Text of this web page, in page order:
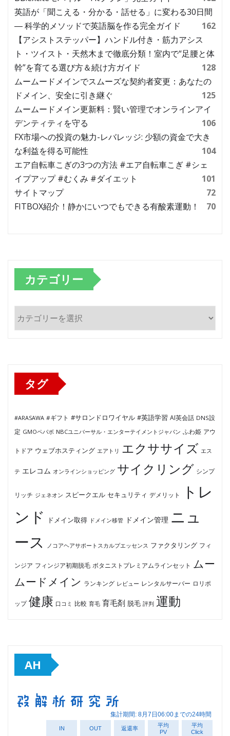
英語が「聞こえる・分かる・話せる」に変わる30日間
― 科学的メソッドで英語脳を作る完全ガイド
162
【アシストステッパー】ハンドル付き・筋力アシス
ト・ツイスト・天然木まで徹底分類！室内で“足腰と体
幹”を育てる選び方＆続け方ガイド
128
ムームードメインでスムーズな契約者変更：あなたの
ドメイン、安全に引き継ぐ
125
ムームードメイン更新料：賢い管理でオンラインアイ
デンティティを守る
106
FX市場への投資の魅力-レバレッジ: 少額の資金で大き
な利益を得る可能性
104
エア自転車こぎの3つの方法 #エア自転車こぎ #シェ
イプアップ #むくみ #ダイエット
101
サイトマップ
72
FITBOX紹介！静かにいつでもできる有酸素運動！
70
カテゴリー
テ
タグ
#ARASAWA #ギフト #サロンドロワイヤル #英語学習 AI英会話 DNS設
定 GMOペパボ NBCユニバーサル・エンターテイメントジャパン ふわ姫 アウ
トドア ウェブホスティング エアトリ エクササイズ エス
テ エレコム オンラインショッピング サイクリング シンプ
リッチ ジェネオン スピークエル セキュリティ デメリット
トレ
ンド
ドメイン取得 ドメイン移管 ドメイン管理 ニュ
ース
ノコアヘアサポートスカルプエッセンス ファクタリング フィ
ンジア フィンジア初期脱毛 ボタニストプレミアムラインセット ムー
ムードメイン ランキング レビュー レンタルサーバー ロリポ
ップ 健康 口コミ 比較 育毛 育毛剤 脱毛 評判 運動
AH